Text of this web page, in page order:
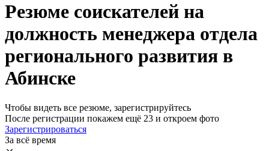
Резюме соискателей на
должность менеджера отдела
регионального развития в
Абинске
Чтобы видеть все резюме, зарегистрируйтесь
После регистрации покажем ещё 23 и откроем фото
Зарегистрироваться
За всё время